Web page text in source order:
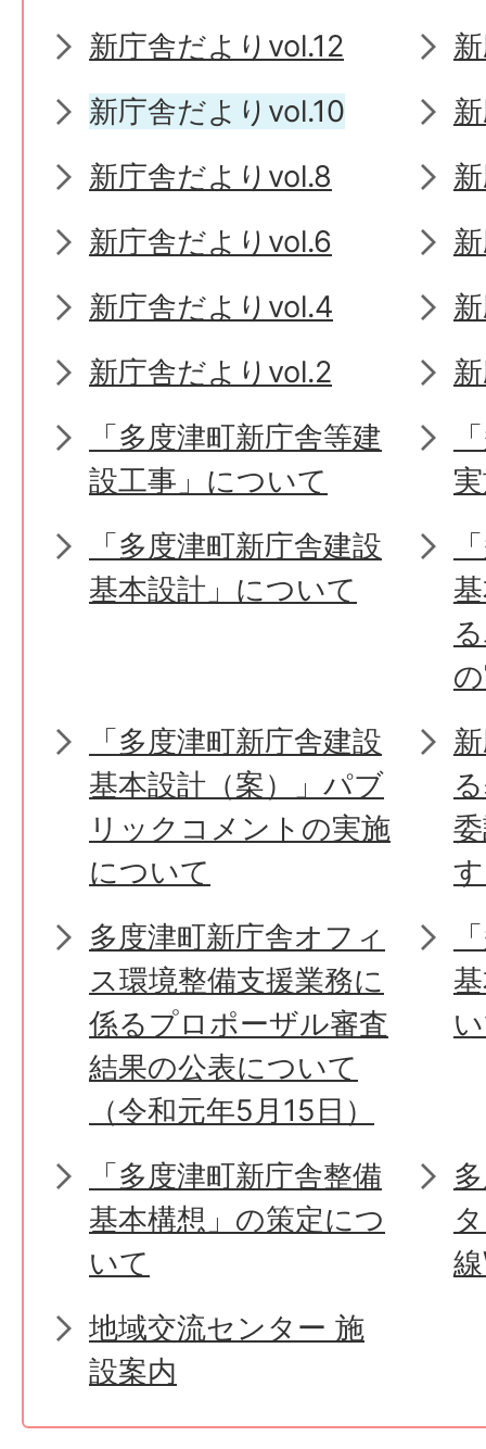
新庁舎だよりvol.12
新庁舎だよりvol.10
新庁舎だよりvol.8
新庁舎だよりvol.6
新庁舎だよりvol.4
新庁舎だよりvol.2
「多度津町新庁舎等建
設工事」について
「多度津町新庁舎建設
基本設計」について
「多度津町新庁舎建設
基本設計（案）」パブ
リックコメントの実施
について
多度津町新庁舎オフィ
ス環境整備支援業務に
係るプロポーザル審査
結果の公表について
（令和元年5月15日）
「多度津町新庁舎整備
基本構想」の策定につ
いて
地域交流センター 施
設案内